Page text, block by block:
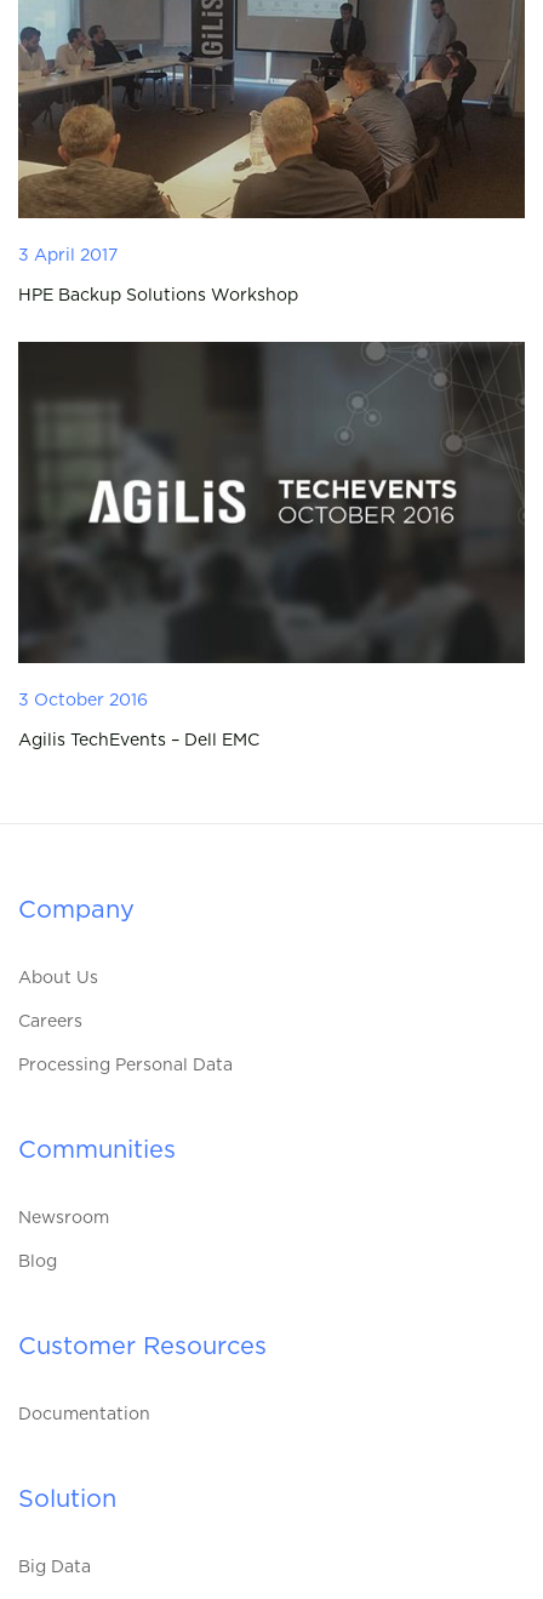
3 April 2017
HPE Backup Solutions Workshop
3 October 2016
Agilis TechEvents – Dell EMC
Company
About Us
Careers
Processing Personal Data
Communities
Newsroom
Blog
Customer Resources
Documentation
Solution
Big Data